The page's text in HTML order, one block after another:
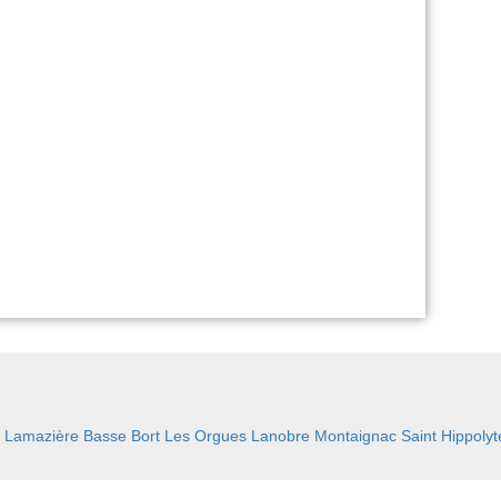
Lamazière Basse Bort Les Orgues Lanobre Montaignac Saint